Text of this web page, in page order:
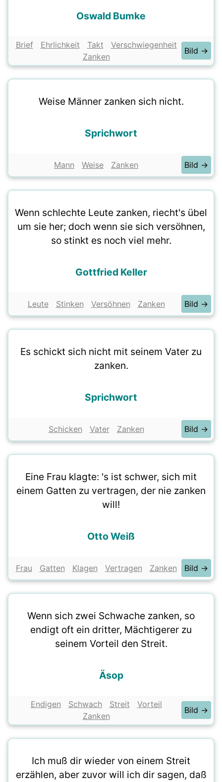
Oswald Bumke
Brief Ehrlichkeit Takt
Verschwiegenheit
Zanken
Bild →
Weise Männer zanken sich nicht.
Sprichwort
Mann Weise Zanken Bild →
Wenn schlechte Leute zanken, riecht's übel
um sie her; doch wenn sie sich versöhnen,
so stinkt es noch viel mehr.
Gottfried Keller
Leute Stinken Versöhnen Zanken Bild →
Es schickt sich nicht mit seinem Vater zu
zanken.
Sprichwort
Schicken Vater Zanken Bild →
Eine Frau klagte: 's ist schwer, sich mit
einem Gatten zu vertragen, der nie zanken
will!
Otto Weiß
Frau Gatten Klagen Vertragen Zanken Bild →
Wenn sich zwei Schwache zanken, so
endigt oft ein dritter, Mächtigerer zu
seinem Vorteil den Streit.
Äsop
Endigen Schwach Streit
Vorteil
Zanken
Bild →
Ich muß dir wieder von einem Streit
erzählen, aber zuvor will ich dir sagen, daß